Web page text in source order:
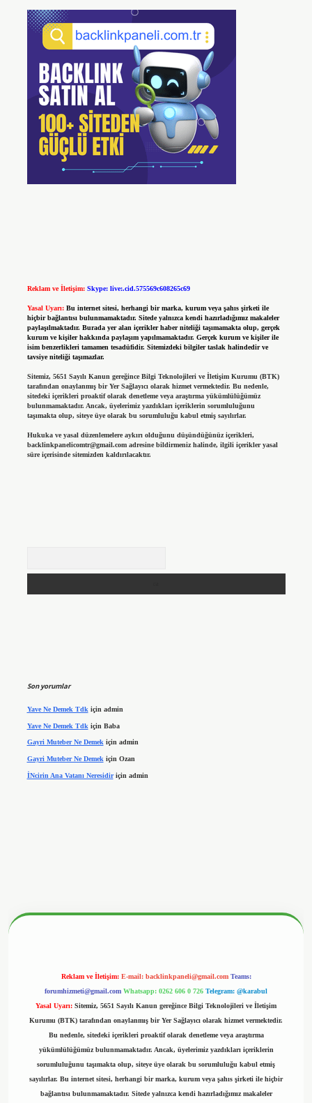
Reklam ve İletişim: Skype: live:.cid.575569c608265c69
Yasal Uyarı: Bu internet sitesi, herhangi bir marka, kurum veya şahıs şirketi ile
hiçbir bağlantısı bulunmamaktadır. Sitede yalnızca kendi hazırladığımız makaleler
paylaşılmaktadır. Burada yer alan içerikler haber niteliği taşımamakta olup, gerçek
kurum ve kişiler hakkında paylaşım yapılmamaktadır. Gerçek kurum ve kişiler ile
isim benzerlikleri tamamen tesadüfidir. Sitemizdeki bilgiler taslak halindedir ve
tavsiye niteliği taşımazlar.
Sitemiz, 5651 Sayılı Kanun gereğince Bilgi Teknolojileri ve İletişim Kurumu (BTK)
tarafından onaylanmış bir Yer Sağlayıcı olarak hizmet vermektedir. Bu nedenle,
sitedeki içerikleri proaktif olarak denetleme veya araştırma yükümlülüğümüz
bulunmamaktadır. Ancak, üyelerimiz yazdıkları içeriklerin sorumluluğunu
taşımakta olup, siteye üye olarak bu sorumluluğu kabul etmiş sayılırlar.
Hukuka ve yasal düzenlemelere aykırı olduğunu düşündüğünüz içerikleri,
backlinkpanelicomtr@gmail.comadresine bildirmeniz halinde, ilgili içerikler yasal
süre içerisinde sitemizden kaldırılacaktır.
Son yorumlar
Yave Ne Demek Tdk için admin
Yave Ne Demek Tdk için Baba
Gayri Muteber Ne Demekiçin admin
Gayri Muteber Ne Demek için Ozan
İNcirin Ana Vatanı Neresidiriçin admin
Reklam ve İletişim: E-mail: backlinkpaneli@gmail.com Teams:
forumhizmeti@gmail.com Whatsapp: 0262 606 0 726 Telegram: @karabul
Yasal Uyarı: Sitemiz, 5651 Sayılı Kanun gereğince Bilgi Teknolojileri ve İletişim
Kurumu (BTK) tarafından onaylanmış bir Yer Sağlayıcı olarak hizmet vermektedir.
Bu nedenle, sitedeki içerikleri proaktif olarak denetleme veya araştırma
yükümlülüğümüz bulunmamaktadır. Ancak, üyelerimiz yazdıkları içeriklerin
sorumluluğunu taşımakta olup, siteye üye olarak bu sorumluluğu kabul etmiş
sayılırlar. Bu internet sitesi, herhangi bir marka, kurum veya şahıs şirketi ile hiçbir
bağlantısı bulunmamaktadır. Sitede yalnızca kendi hazırladığımız makaleler